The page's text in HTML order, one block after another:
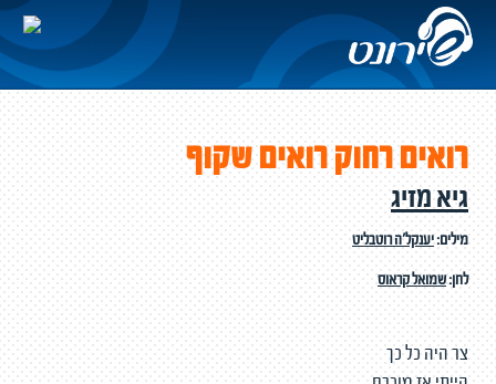
רואים רחוק רואים שקוף
גיא מזיג
מילים:יענקל'ה רוטבליט
לחן:שמואל קראוס
צר היה כל כך